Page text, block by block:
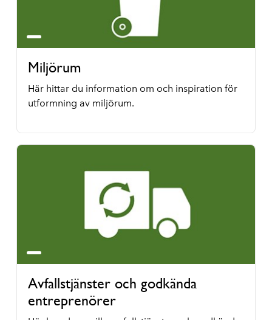
Miljörum
Här hittar du information om och inspiration för
utformning av miljörum.
Avfallstjänster och godkända
entreprenörer